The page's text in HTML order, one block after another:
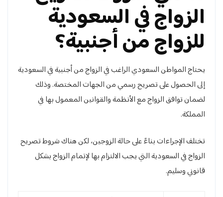
الزواج في السعودية
للزواج من أجنبية؟
يحتاج المواطن السعودي الراغب في الزواج من أجنبية في السعودية
إلى الحصول على تصريح رسمي من الجهات المختصة. وذلك
لضمان توافق الزواج مع الأنظمة والقوانين المعمول بها في
المملكة.
تختلف الإجراءات بناءً على حالة الزوجين، لكن هناك شروط تصريح
الزواج في السعودية التي يجب الالتزام بها لإتمام الزواج بشكل
قانوني وسليم.